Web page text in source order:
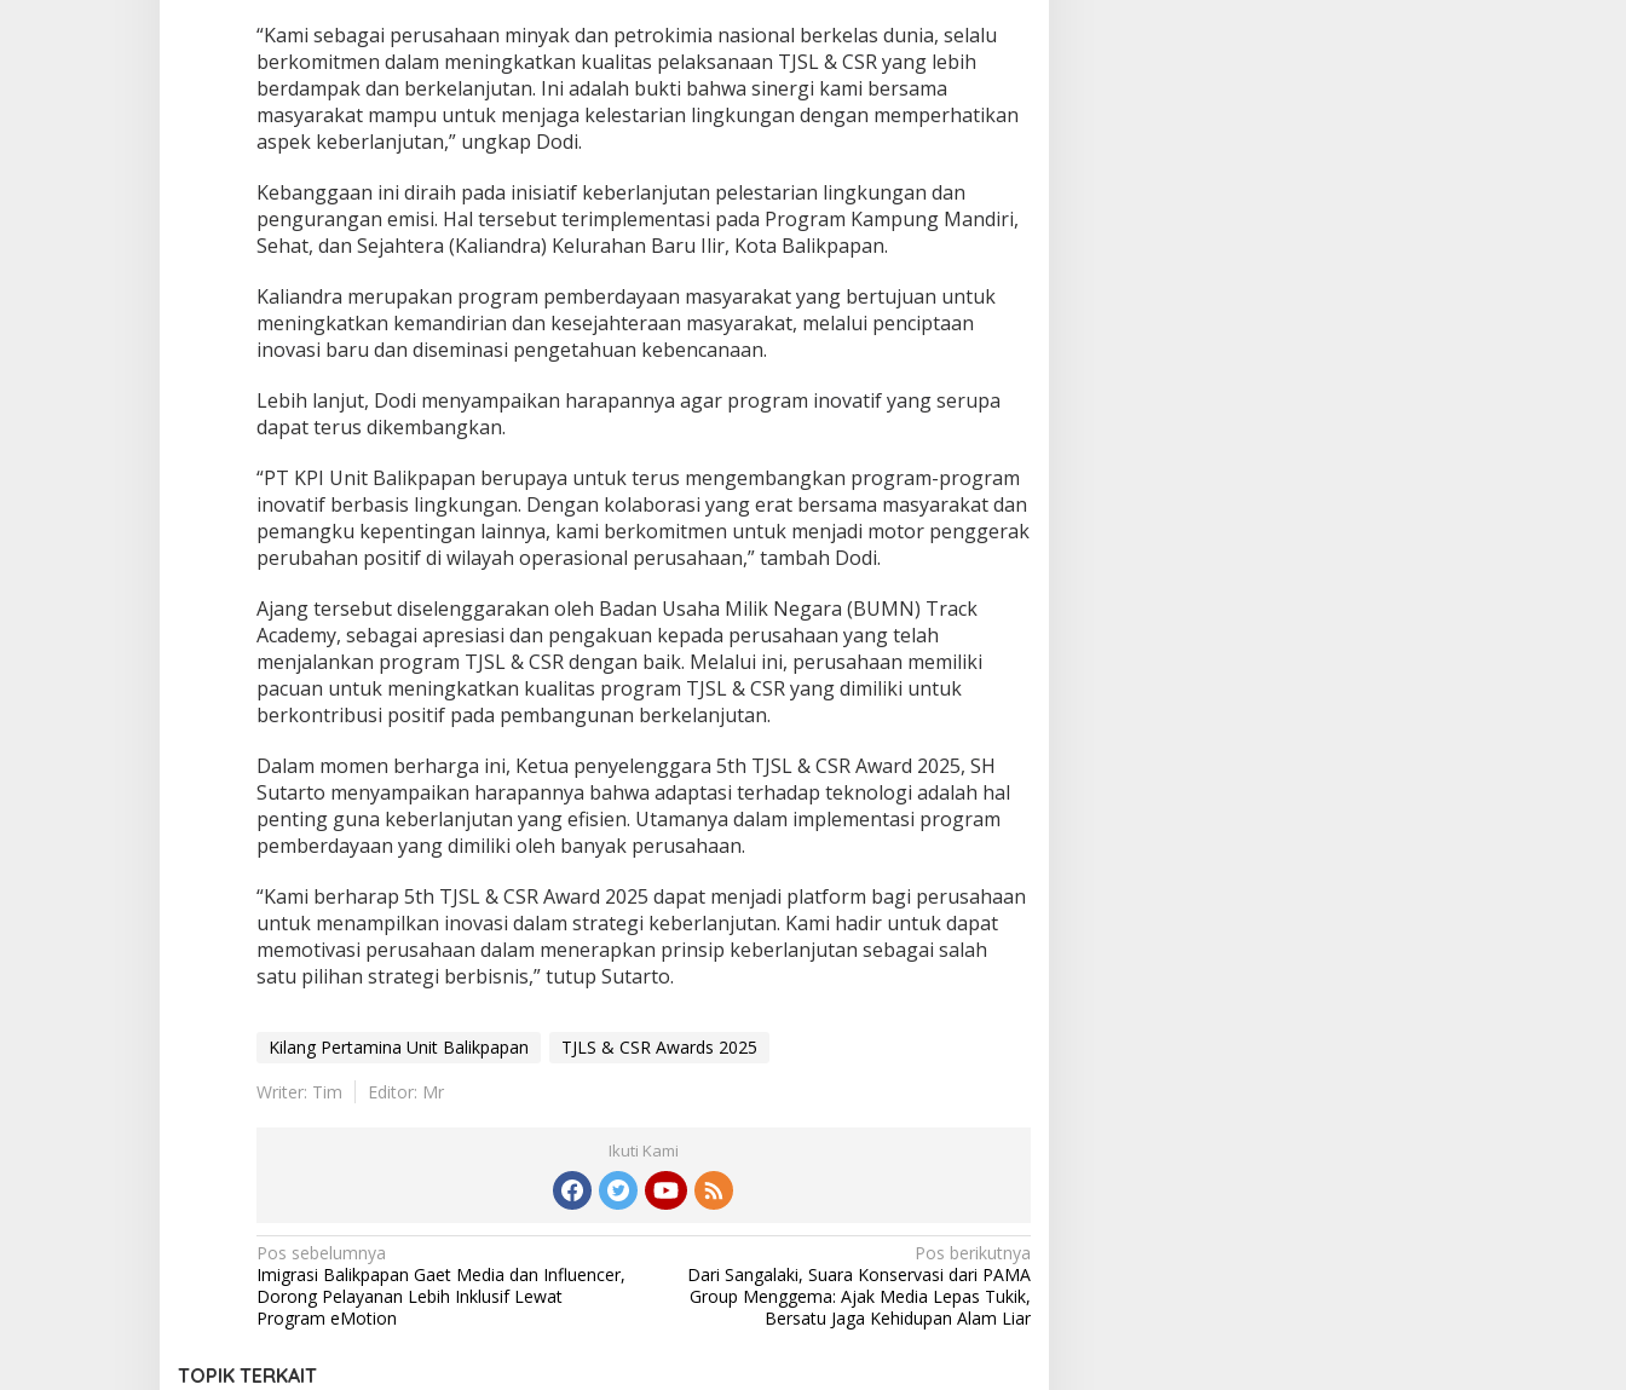
“Kami sebagai perusahaan minyak dan petrokimia nasional berkelas dunia, selalu
berkomitmen dalam meningkatkan kualitas pelaksanaan TJSL & CSR yang lebih
berdampak dan berkelanjutan. Ini adalah bukti bahwa sinergi kami bersama
masyarakat mampu untuk menjaga kelestarian lingkungan dengan memperhatikan
aspek keberlanjutan,” ungkap Dodi.
Kebanggaan ini diraih pada inisiatif keberlanjutan pelestarian lingkungan dan
pengurangan emisi. Hal tersebut terimplementasi pada Program Kampung Mandiri,
Sehat, dan Sejahtera (Kaliandra) Kelurahan Baru Ilir, Kota Balikpapan.
Kaliandra merupakan program pemberdayaan masyarakat yang bertujuan untuk
meningkatkan kemandirian dan kesejahteraan masyarakat, melalui penciptaan
inovasi baru dan diseminasi pengetahuan kebencanaan.
Lebih lanjut, Dodi menyampaikan harapannya agar program inovatif yang serupa
dapat terus dikembangkan.
“PT KPI Unit Balikpapan berupaya untuk terus mengembangkan program-program
inovatif berbasis lingkungan. Dengan kolaborasi yang erat bersama masyarakat dan
pemangku kepentingan lainnya, kami berkomitmen untuk menjadi motor penggerak
perubahan positif di wilayah operasional perusahaan,” tambah Dodi.
Ajang tersebut diselenggarakan oleh Badan Usaha Milik Negara (BUMN) Track
Academy, sebagai apresiasi dan pengakuan kepada perusahaan yang telah
menjalankan program TJSL & CSR dengan baik. Melalui ini, perusahaan memiliki
pacuan untuk meningkatkan kualitas program TJSL & CSR yang dimiliki untuk
berkontribusi positif pada pembangunan berkelanjutan.
Dalam momen berharga ini, Ketua penyelenggara 5th TJSL & CSR Award 2025, SH
Sutarto menyampaikan harapannya bahwa adaptasi terhadap teknologi adalah hal
penting guna keberlanjutan yang efisien. Utamanya dalam implementasi program
pemberdayaan yang dimiliki oleh banyak perusahaan.
“Kami berharap 5th TJSL & CSR Award 2025 dapat menjadi platform bagi perusahaan
untuk menampilkan inovasi dalam strategi keberlanjutan. Kami hadir untuk dapat
memotivasi perusahaan dalam menerapkan prinsip keberlanjutan sebagai salah
satu pilihan strategi berbisnis,” tutup Sutarto.
Kilang Pertamina Unit Balikpapan
TJLS & CSR Awards 2025
Writer: Tim
Editor: Mr
Ikuti Kami
Navigasi
pos
Pos sebelumnya
Imigrasi Balikpapan Gaet Media dan Influencer,
Dorong Pelayanan Lebih Inklusif Lewat
Program eMotion
Pos berikutnya
Dari Sangalaki, Suara Konservasi dari PAMA
Group Menggema: Ajak Media Lepas Tukik,
Bersatu Jaga Kehidupan Alam Liar
TOPIK TERKAIT